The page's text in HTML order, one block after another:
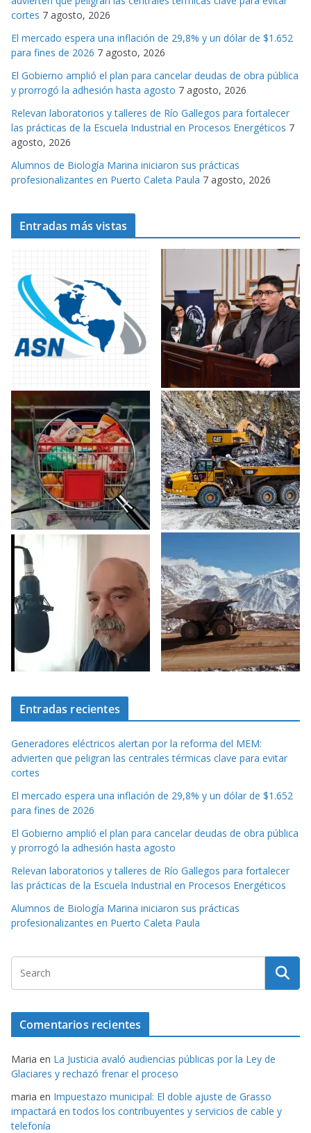
r
a
s
cortes 7 agosto, 2026
El mercado espera una inflación de 29,8% y un dólar de $1.652
para fines de 2026 7 agosto, 2026
El Gobierno amplió el plan para cancelar deudas de obra pública
y prorrogó la adhesión hasta agosto 7 agosto, 2026
Relevan laboratorios y talleres de Río Gallegos para fortalecer
las prácticas de la Escuela Industrial en Procesos Energéticos 7
agosto, 2026
Alumnos de Biología Marina iniciaron sus prácticas
profesionalizantes en Puerto Caleta Paula 7 agosto, 2026
Entradas más vistas
Entradas recientes
Generadores eléctricos alertan por la reforma del MEM:
advierten que peligran las centrales térmicas clave para evitar
cortes
El mercado espera una inflación de 29,8% y un dólar de $1.652
para fines de 2026
El Gobierno amplió el plan para cancelar deudas de obra pública
y prorrogó la adhesión hasta agosto
Relevan laboratorios y talleres de Río Gallegos para fortalecer
las prácticas de la Escuela Industrial en Procesos Energéticos
Alumnos de Biología Marina iniciaron sus prácticas
profesionalizantes en Puerto Caleta Paula
Comentarios recientes
Maria en La Justicia avaló audiencias públicas por la Ley de
Glaciares y rechazó frenar el proceso
maria en Impuestazo municipal: El doble ajuste de Grasso
impactará en todos los contribuyentes y servicios de cable y
telefonía